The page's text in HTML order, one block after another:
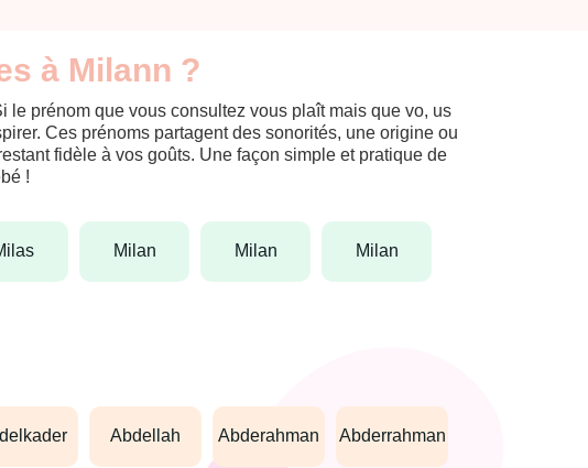
à Milann ?
prénom que vous consultez vous plaît mais que vo, us
Ces prénoms partagent des sonorités, une origine ou
fidèle à vos goûts. Une façon simple et pratique de
!
milas milan milan milan
abdellah abderahman abderrahman